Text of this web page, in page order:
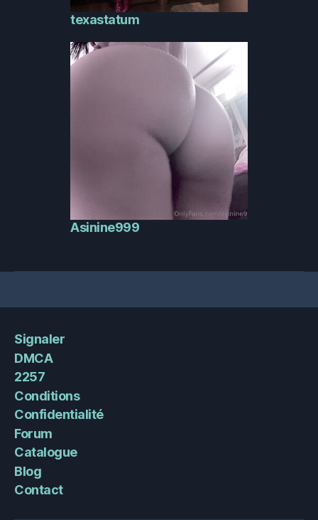
texastatum
Asinine999
Signaler
DMCA
2257
Conditions
Confidentialité
Forum
Catalogue
Blog
Contact